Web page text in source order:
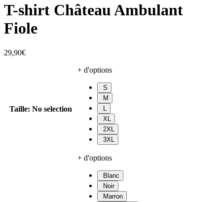
T-shirt Château Ambulant
Fiole
29,90€
Taille: No selection
+ d'options
S
M
XL
2XL
3XL
+ d'options
Blanc
Noir
Marron